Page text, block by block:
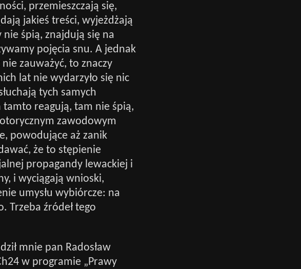
przemieszczają się,
jakieś treści, wyjeżdżają
nie śpią, znajdują się na
pojęcia snu. A jednak
zauważyć, to znaczy
lat nie wydarzyło się nic
tych samych
reagują, tam nie śpią,
zawodowym
powodujące aż zanik
że to stępienie
propagandy lewackiej i
i wyciągają wnioski,
umysłu wybiórcze: na
Trzeba źródeł tego
mnie pan Radosław
w programie „Prawy